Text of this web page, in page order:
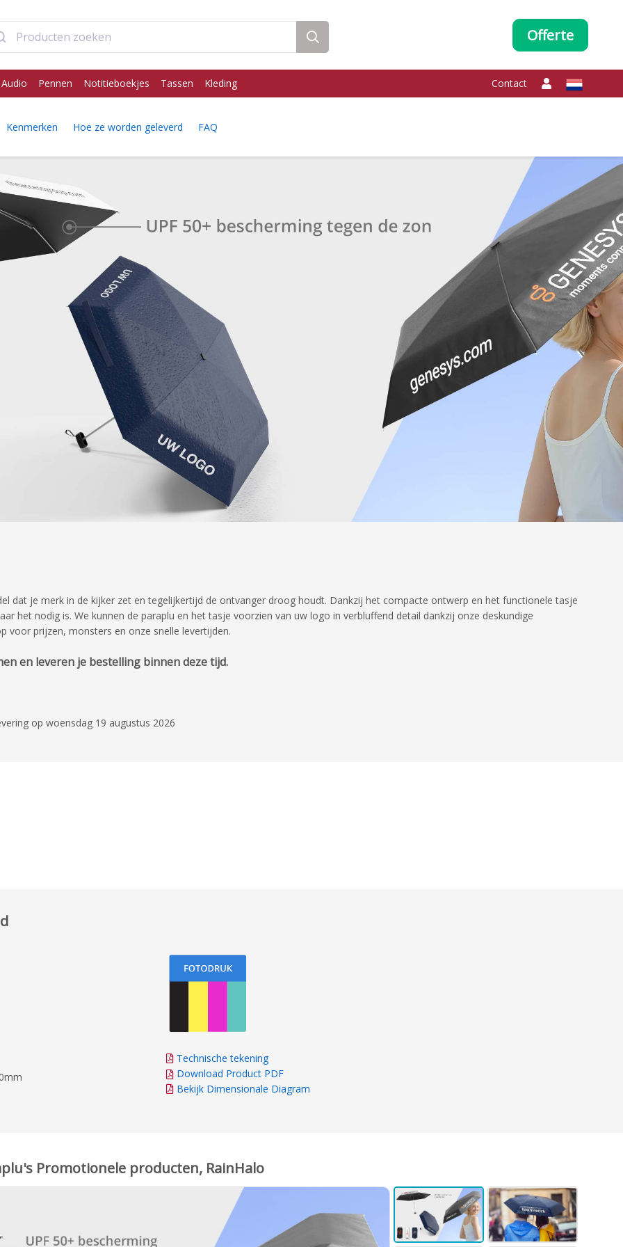
Offerte
Pennen Notitieboekjes Tassen Kleding Contact
Kenmerken Hoe ze worden geleverd FAQ
dat je merk in de kijker zet en tegelijkertijd de ontvanger droog houdt. Dankzij het compacte ontwerp en het functionele tasje
het nodig is. We kunnen de paraplu en het tasje voorzien van uw logo in verbluffend detail dankzij onze deskundige
voor prijzen, monsters en onze snelle levertijden.
en leveren je bestelling binnen deze tijd.
op woensdag 19 augustus 2026
Technische tekening
Download Product PDF
Bekijk Dimensionale Diagram
Promotionele producten, RainHalo